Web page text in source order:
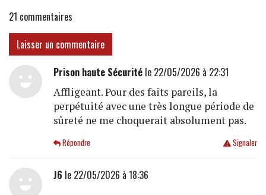
21 commentaires
Laisser un commentaire
Prison haute Sécuritéle 22/05/2026 à 22:31
Affligeant. Pour des faits pareils, la
perpétuité avec une très longue période de
sûreté ne me choquerait absolument pas.
Signaler
Répondre
J6 le 22/05/2026 à 18:36